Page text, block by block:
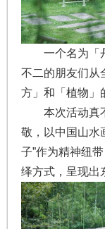
一个名为「
不二的朋友们从
方」和「植物」
本次活动真
敬，以中国山水
子”作为精神纽
绎方式，呈现出